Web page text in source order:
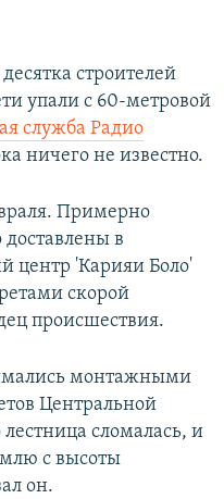
строителей
упали с 60-метровой
служба Радио
ничего не известно.
Примерно
в
центр 'Карияи Боло'
скорой
происшествия.
монтажными
Центральной
сломалась, и
с высоты
он.